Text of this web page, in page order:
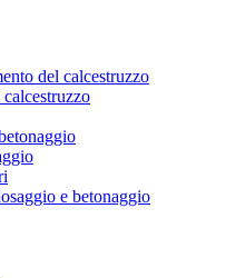
del calcestruzzo
e betonaggio